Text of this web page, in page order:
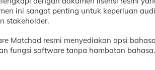
ini sangat penting untuk keperluan
stakeholder.
Matchad resmi menyediakan opsi
fungsi software tanpa hambatan